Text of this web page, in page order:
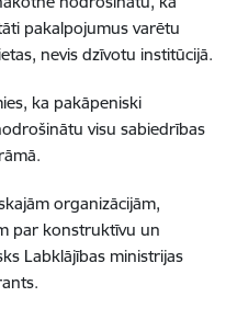
pakalpojumus varētu
nevis dzīvotu institūcijā.
ka pakāpeniski
visu sabiedrības
organizācijām,
par konstruktīvu un
Labklājības ministrijas